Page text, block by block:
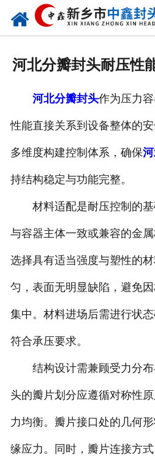
河北分瓣封头耐压性
河北分瓣封头作为压力
性能直接关系到设备整体的
多维度构建控制体系，确保
持结构稳定与功能完整。
材料适配是耐压控制的基
与容器主体一致或兼容的金
选择具有适当强度与塑性的
匀，表面无明显缺陷，避免
集中。材料进场后需进行状
符合承压要求。
结构设计需兼顾受力分布
头的瓣片划分应遵循对称性
力均衡。瓣片接口处的几何
缘应力。同时，瓣片连接方式